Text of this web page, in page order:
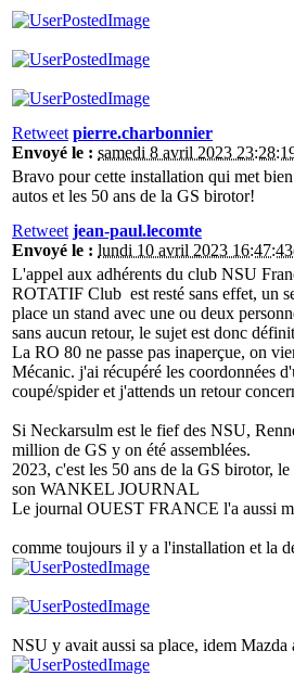
Retweet pierre.charbonnier
Envoyé le : samedi 8 avril 2023
Bravo pour cette installation qui met
autos et les 50 ans de la GS birotor!
Retweet jean-paul.lecomte
Envoyé le : lundi 10 avril 2023
L'appel aux adhérents du club NSU
ROTATIF Club est resté sans effet, un
place un stand avec une ou deux
sans aucun retour, le sujet est donc
La RO 80 ne passe pas inaperçue, on
Mécanic. j'ai récupéré les coordonnées
coupé/spider et j'attends un retour
Si Neckarsulm est le fief des NSU,
million de GS y on été assemblées.
2023, c'est les 50 ans de la GS birotor,
son WANKEL JOURNAL
Le journal OUEST FRANCE l'a aussi
comme toujours il y a l'installation et la
NSU y avait aussi sa place, idem